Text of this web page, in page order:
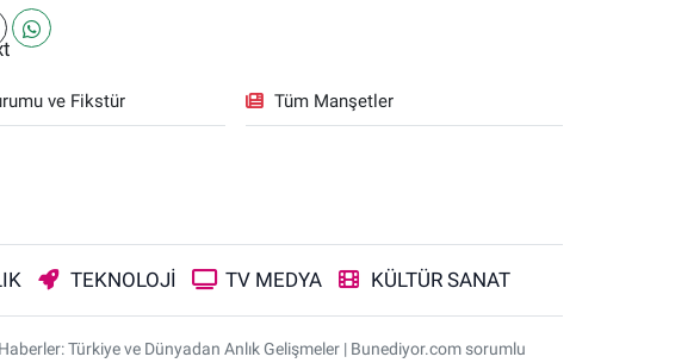
ve Fikstür Tüm Manşetler
TEKNOLOJİ TV MEDYA KÜLTÜR SANAT
Türkiye ve Dünyadan Anlık Gelişmeler | Bunediyor.com sorumlu